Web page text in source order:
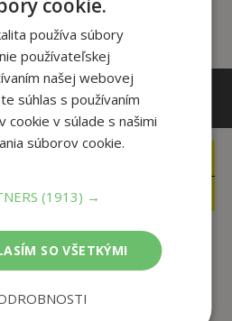
€
When Stars Come
St. Clair Scarlett
cookie.
používa súbory
používateľskej
našej webovej
súhlas s používaním
cookie v súlade s našimi
súborov cookie.
(1913) →
SO VŠETKÝMI